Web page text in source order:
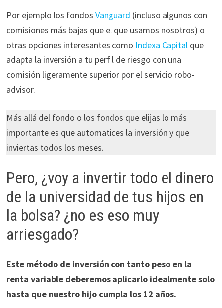
Por ejemplo los fondos Vanguard (incluso algunos con
comisiones más bajas que el que usamos nosotros) o
otras opciones interesantes como Indexa Capital que
adapta la inversión a tu perfil de riesgo con una
comisión ligeramente superior por el servicio robo-
advisor.
Más allá del fondo o los fondos que elijas lo más
importante es que automatices la inversión y que
inviertas todos los meses.
Pero, ¿voy a invertir todo el dinero
de la universidad de tus hijos en
la bolsa? ¿no es eso muy
arriesgado?
Este método de inversión con tanto peso en la
renta variable deberemos aplicarlo idealmente solo
hasta que nuestro hijo cumpla los 12 años.